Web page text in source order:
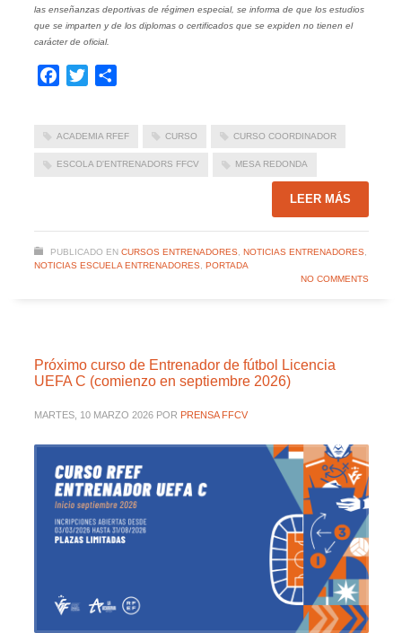
las enseñanzas deportivas de régimen especial, se informa de que los estudios
que se imparten y de los diplomas o certificados que se expiden no tienen el
carácter de oficial.
Facebook
Twitter
ACADEMIA RFEF CURSO CURSO COORDINADOR
ESCOLA D'ENTRENADORS FFCV MESA REDONDA
LEER MÁS
PUBLICADO EN CURSOS ENTRENADORES, NOTICIAS ENTRENADORES,
NOTICIAS ESCUELA ENTRENADORES, PORTADA
NO COMMENTS
Próximo curso de Entrenador de fútbol Licencia
UEFA C (comienzo en septiembre 2026)
MARTES, 10 MARZO 2026 POR PRENSA FFCV